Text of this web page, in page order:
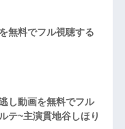
無料でフル視聴する
し動画を無料でフル
テ~主演貫地谷しほり